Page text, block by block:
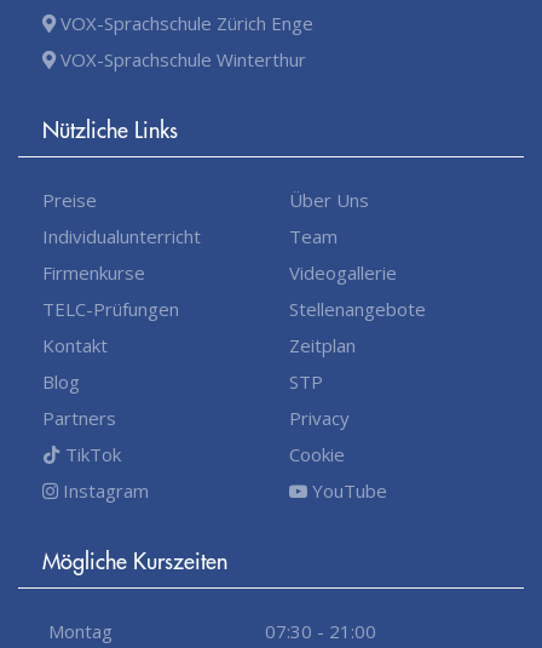
VOX-Sprachschule Zürich Enge
VOX-Sprachschule Winterthur
Nützliche Links
Preise
Individualunterricht
Firmenkurse
TELC-Prüfungen
Kontakt
Blog
Partners
TikTok
Instagram
Über Uns
Team
Videogallerie
Stellenangebote
Zeitplan
STP
Privacy
Cookie
YouTube
Mögliche Kurszeiten
Montag 07:30 - 21:00